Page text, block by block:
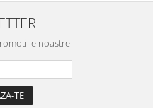
noastre